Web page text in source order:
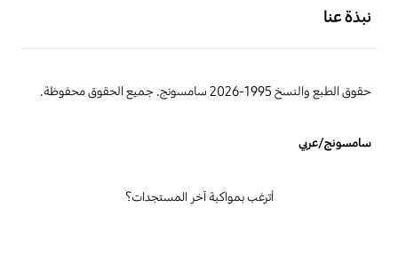
نبذة عنا
حقوق الطبع والنسخ 1995-2026 سامسونج. جميع الحقوق محفوظة.
سامسونج/عربي
أترغب بمواكبة آخر المستجدات؟